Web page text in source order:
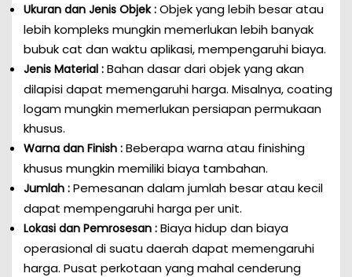
Ukuran dan Jenis Objek : Objek yang lebih besar atau
lebih kompleks mungkin memerlukan lebih banyak
bubuk cat dan waktu aplikasi, mempengaruhi biaya.
Jenis Material : Bahan dasar dari objek yang akan
dilapisi dapat memengaruhi harga. Misalnya, coating
logam mungkin memerlukan persiapan permukaan
khusus.
Warna dan Finish : Beberapa warna atau finishing
khusus mungkin memiliki biaya tambahan.
Jumlah : Pemesanan dalam jumlah besar atau kecil
dapat mempengaruhi harga per unit.
Lokasi dan Pemrosesan : Biaya hidup dan biaya
operasional di suatu daerah dapat memengaruhi
harga. Pusat perkotaan yang mahal cenderung